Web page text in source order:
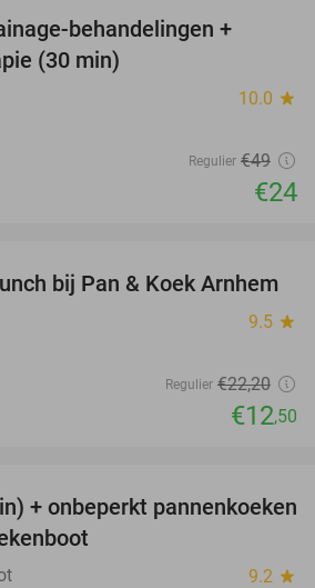
behandelingen +
(30 min)
10.0 star
Regulier €49
€24
44%
bij Pan & Koek Arnhem
9.5 star
Regulier €22,20
€12,50
30%
+ onbeperkt pannenkoeken
9.2 star